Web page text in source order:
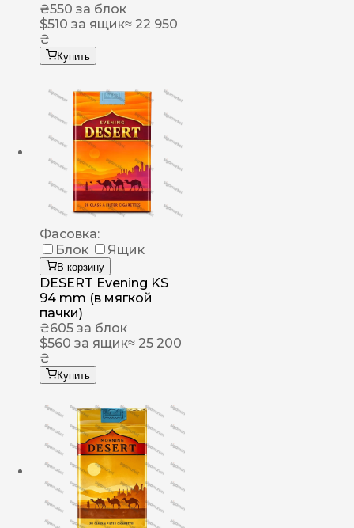
₴550 за блок
$510 за ящик≈ 22 950
₴
Купить
Фасовка:
Блок
Ящик
В корзину
DESERT Evening KS
94 mm (в мягкой
пачки)
₴605 за блок
$560 за ящик≈ 25 200
₴
Купить